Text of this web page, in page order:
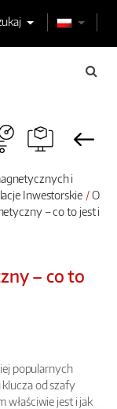
i
Inwestorskie
O
– co to jest i
– co to
popularnych
od szafy
właściwie jest i jak